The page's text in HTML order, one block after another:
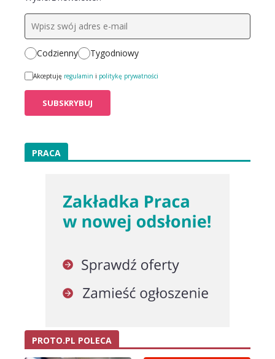
Codzienny Tygodniowy
Akceptuję regulamin i politykę prywatności
PRACA
PROTO.PL POLECA